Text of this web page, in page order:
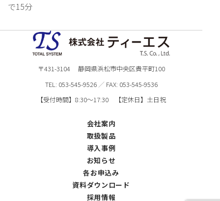
で15分
〒431-3104 静岡県浜松市中央区貴平町100
TEL: 053-545-9526 ／ FAX: 053-545-9536
【受付時間】8:30～17:30 【定休日】土日祝
会社案内
取扱製品
導入事例
お知らせ
各お申込み
資料ダウンロード
採用情報